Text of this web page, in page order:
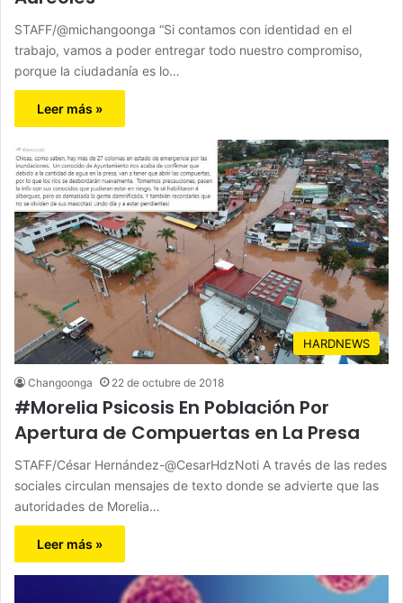
STAFF/@michangoonga “Si contamos con identidad en el
trabajo, vamos a poder entregar todo nuestro compromiso,
porque la ciudadanía es lo…
Leer más »
HARDNEWS
Changoonga 22 de octubre de 2018
#Morelia Psicosis En Población Por
Apertura de Compuertas en La Presa
STAFF/César Hernández-@CesarHdzNoti A través de las redes
sociales circulan mensajes de texto donde se advierte que las
autoridades de Morelia…
Leer más »